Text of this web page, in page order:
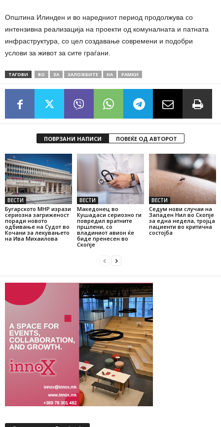
Општина Илинден и во наредниот период продолжува со
интензивна реализација на проекти од комуналната и патната
инфраструктура, со цел создавање современи и подобри
услови за живот за сите граѓани.
ТАГОВИ ВО ЗА ЗАЛОЖБИТЕ НА РАМКИ
ПОВРЗАНИ НАПИСИ ПОВЕЌЕ ОД АВТОРОТ
ВЕСТИ
Бугарското МНР изрази
сериозна загриженост
поради новото
одбивање на Судот во
Кочани за лекувањето
на Ива Михаилова
ВЕСТИ
Македонец во
Кушадаси сериозно ги
повредил вратните
пршлени, со
владиниот авион ќе
биде пренесен во
Скопје
ВЕСТИ
Седум нови случаи на
Западен Нил во Скопје
за една недела, тројца
пациенти во критична
состојба